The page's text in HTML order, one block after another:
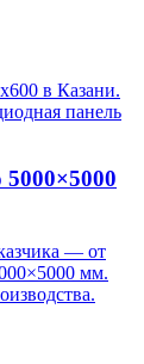
в Казани.
панель
— от
мм.